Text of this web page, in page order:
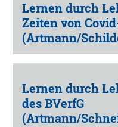
Lernen durch
Zeiten von
(Artmann/
Lernen durch
des BVerfG
(Artmann/